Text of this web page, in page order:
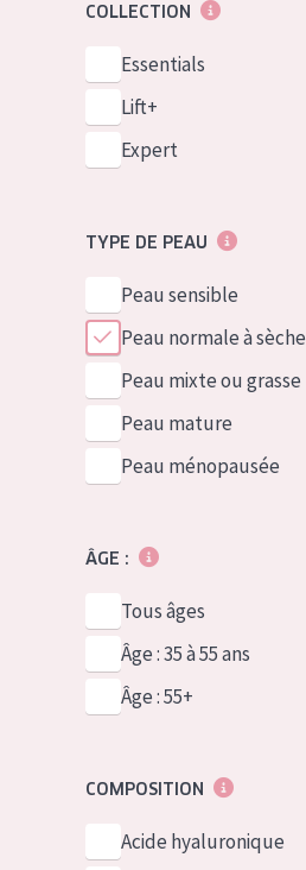
COLLECTION
Essentials
Lift+
Expert
TYPE DE PEAU
Peau sensible
Peau normale à sèche
Peau mixte ou grasse
Peau mature
Peau ménopausée
ÂGE :
Tous âges
Âge : 35 à 55 ans
Âge : 55+
COMPOSITION
Acide hyaluronique